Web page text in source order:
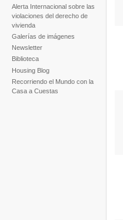
Alerta Internacional sobre las
violaciones del derecho de
vivienda
Galerías de imágenes
Newsletter
Biblioteca
Housing Blog
Recorriendo el Mundo con la
Casa a Cuestas